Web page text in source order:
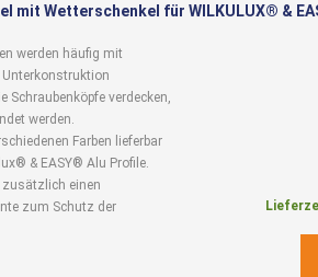
mit Wetterschenkel für WILKULUX® &
werden häufig mit
verdecken,
werden.
Farben lieferbar
& EASY® Alu Profile.
zusätzlich einen
zum Schutz der